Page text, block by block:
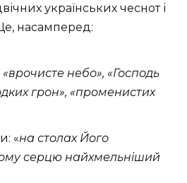
українських чеснот і
насамперед:
«врочисте небо», «Господь
грон», «променистих
«на столах Його
серцю найхмельніший